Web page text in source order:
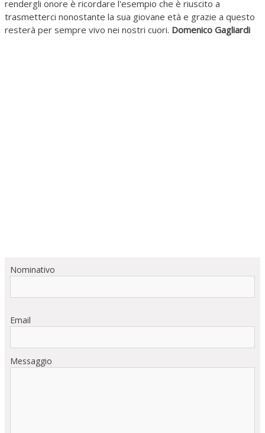
rendergli onore è ricordare l'esempio che è riuscito a
trasmetterci nonostante la sua giovane età e grazie a questo
resterà per sempre vivo nei nostri cuori. Domenico Gagliardi
Nominativo
Email
Messaggio